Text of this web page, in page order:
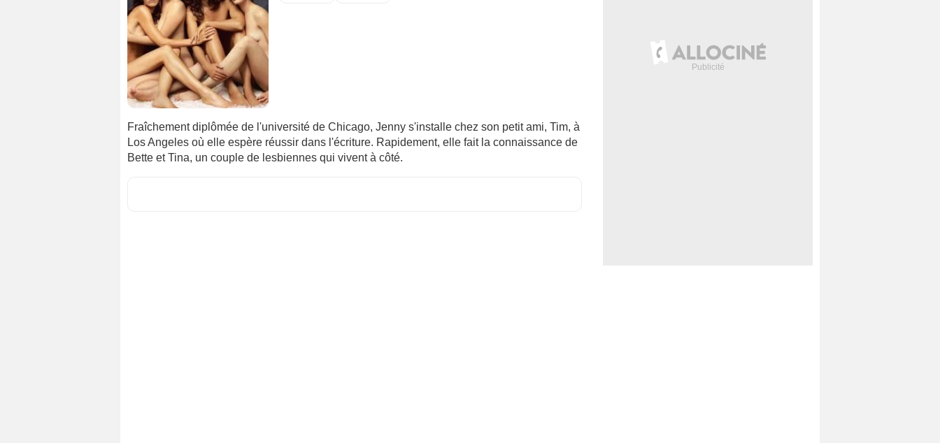
Fraîchement diplômée de l'université de Chicago, Jenny s'installe chez son petit ami, Tim, à
Los Angeles où elle espère réussir dans l'écriture. Rapidement, elle fait la connaissance de
Bette et Tina, un couple de lesbiennes qui vivent à côté.